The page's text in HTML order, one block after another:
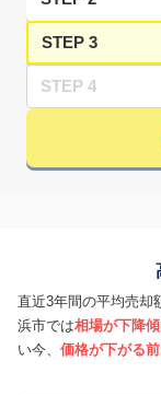
STEP 3
STEP 4
直近3年間の平均売却
浜市では相場が下降
い今、 価格が下がる